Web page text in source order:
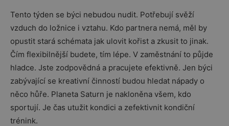
Tento týden se býci nebudou nudit. Potřebují svěží
vzduch do ložnice i vztahu. Kdo partnera nemá, měl by
opustit stará schémata jak ulovit kořist a zkusit to jinak.
Čím flexibilnější budete, tím lépe. V zaměstnání to půjde
hladce. Jste zodpovědná a pracujete efektivně. Jen býci
zabývající se kreativní činností budou hledat nápady o
něco hůře. Planeta Saturn je nakloněna všem, kdo
sportují. Je čas utužit kondici a zefektivnit kondiční
trénink.